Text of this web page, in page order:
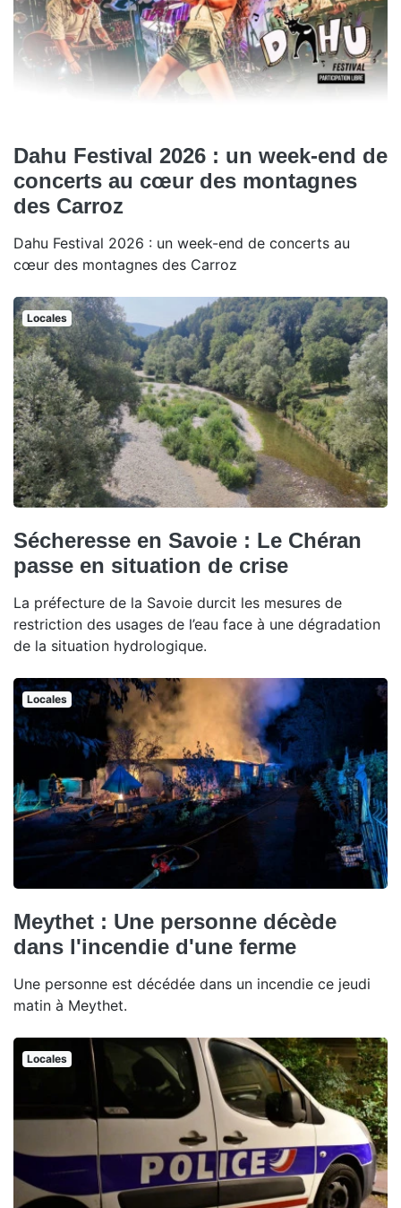
Dahu Festival 2026 : un week-end de
concerts au cœur des montagnes
des Carroz
Dahu Festival 2026 : un week-end de concerts au
cœur des montagnes des Carroz
Locales
Sécheresse en Savoie : Le Chéran
passe en situation de crise
La préfecture de la Savoie durcit les mesures de
restriction des usages de l’eau face à une dégradation
de la situation hydrologique.
Locales
Meythet : Une personne décède
dans l'incendie d'une ferme
Une personne est décédée dans un incendie ce jeudi
matin à Meythet.
Locales